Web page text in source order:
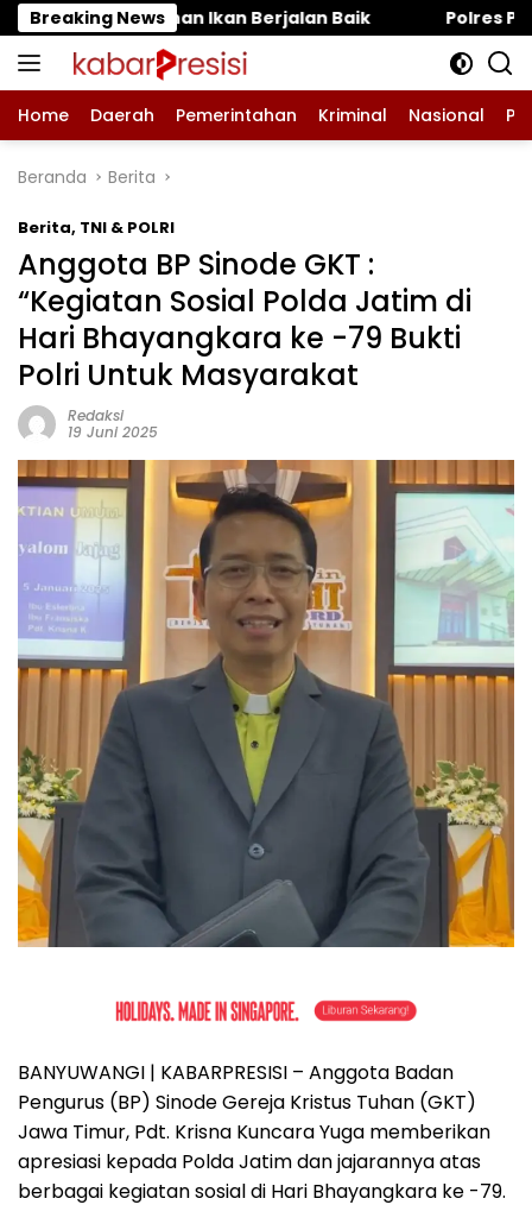
Langsung
ke
konten
Breaking News
Berjalan Baik Polres Pasuruan Tegaskan
Home Daerah Pemerintahan Kriminal Nasional
Beranda Berita
Berita, TNI & POLRI
Anggota BP Sinode GKT :
“Kegiatan Sosial Polda Jatim di
Hari Bhayangkara ke -79 Bukti
Polri Untuk Masyarakat
Redaksi
19 Juni 2025
BANYUWANGI | KABARPRESISI – Anggota Badan
Pengurus (BP) Sinode Gereja Kristus Tuhan (GKT)
Jawa Timur, Pdt. Krisna Kuncara Yuga memberikan
apresiasi kepada Polda Jatim dan jajarannya atas
berbagai kegiatan sosial di Hari Bhayangkara ke -79.